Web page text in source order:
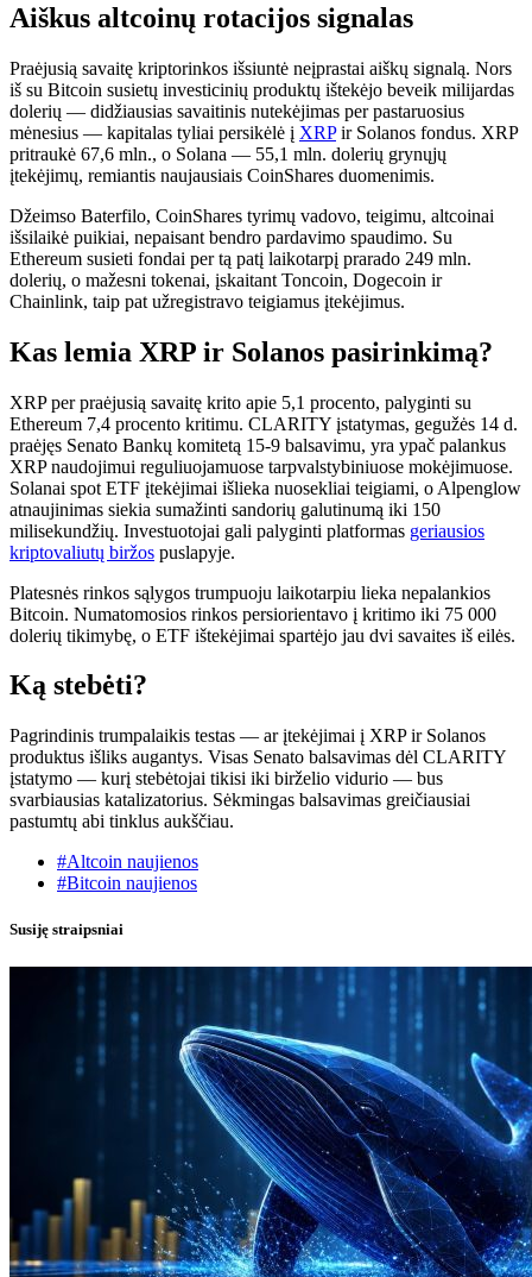
Aiškus altcoinų rotacijos signalas
Praėjusią savaitę kriptorinkos išsiuntė neįprastai aiškų signalą. Nors
iš su Bitcoin susietų investicinių produktų ištekėjo beveik milijardas
dolerių — didžiausias savaitinis nutekėjimas per pastaruosius
mėnesius — kapitalas tyliai persikėlė į XRPir Solanos fondus. XRP
pritraukė 67,6 mln., o Solana — 55,1 mln. dolerių grynųjų
įtekėjimų, remiantis naujausiais CoinShares duomenimis.
Džeimso Baterfilo, CoinShares tyrimų vadovo, teigimu, altcoinai
išsilaikė puikiai, nepaisant bendro pardavimo spaudimo. Su
Ethereum susieti fondai per tą patį laikotarpį prarado 249 mln.
dolerių, o mažesni tokenai, įskaitant Toncoin, Dogecoin ir
Chainlink, taip pat užregistravo teigiamus įtekėjimus.
Kas lemia XRP ir Solanos pasirinkimą?
XRP per praėjusią savaitę krito apie 5,1 procento, palyginti su
Ethereum 7,4 procento kritimu. CLARITY įstatymas, gegužės 14 d.
praėjęs Senato Bankų komitetą 15-9 balsavimu, yra ypač palankus
XRP naudojimui reguliuojamuose tarpvalstybiniuose mokėjimuose.
Solanai spot ETF įtekėjimai išlieka nuosekliai teigiami, o Alpenglow
atnaujinimas siekia sumažinti sandorių galutinumą iki 150
milisekundžių. Investuotojai gali palyginti platformas geriausios
kriptovaliutų biržos puslapyje.
Platesnės rinkos sąlygos trumpuoju laikotarpiu lieka nepalankios
Bitcoin. Numatomosios rinkos persiorientavo į kritimo iki 75 000
dolerių tikimybę, o ETF ištekėjimai spartėjo jau dvi savaites iš eilės.
Ką stebėti?
Pagrindinis trumpalaikis testas — ar įtekėjimai į XRP ir Solanos
produktus išliks augantys. Visas Senato balsavimas dėl CLARITY
įstatymo — kurį stebėtojai tikisi iki birželio vidurio — bus
svarbiausias katalizatorius. Sėkmingas balsavimas greičiausiai
pastumtų abi tinklus aukščiau.
#Altcoin naujienos
#Bitcoin naujienos
Susiję straipsniai